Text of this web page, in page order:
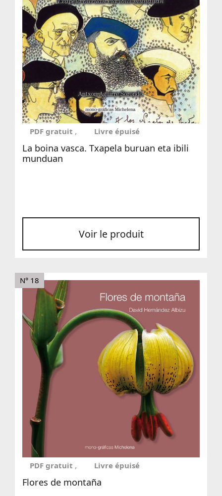
PDF gratuit Livre épuisé
La boina vasca. Txapela buruan eta ibili
munduan
Voir le produit
N° 18
PDF gratuit Livre épuisé
Flores de montaña